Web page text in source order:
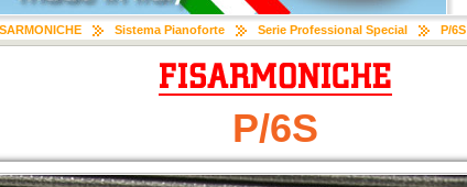
Sistema Pianoforte Serie Professional Special P/6S
P/6S